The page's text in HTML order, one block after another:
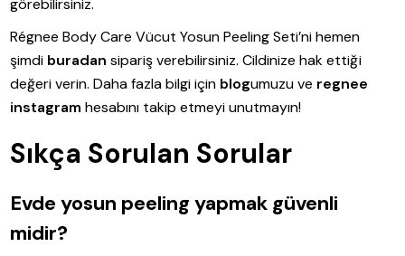
görebilirsiniz.
Régnee Body Care Vücut Yosun Peeling Seti’ni hemen
şimdi buradan sipariş verebilirsiniz. Cildinize hak ettiği
değeri verin. Daha fazla bilgi için blogumuzu ve regnee
instagram hesabını takip etmeyi unutmayın!
Sıkça Sorulan Sorular
Evde yosun peeling yapmak güvenli
midir?